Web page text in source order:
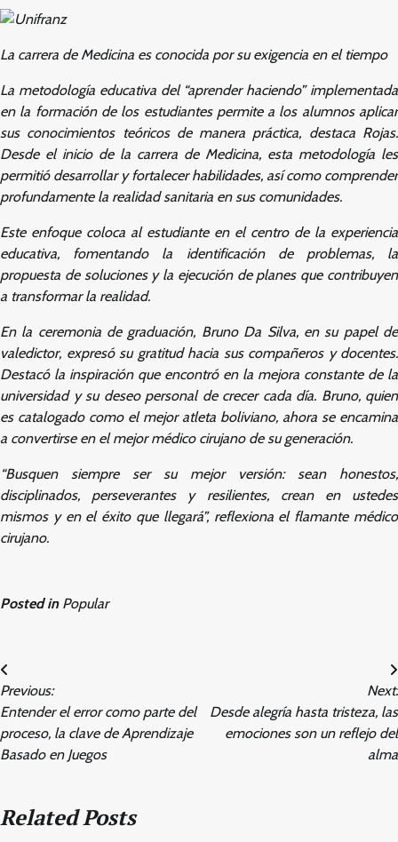
La carrera de Medicina es conocida por su exigencia en el tiempo
La metodología educativa del “aprender haciendo” implementada
en la formación de los estudiantes permite a los alumnos aplicar
sus conocimientos teóricos de manera práctica, destaca Rojas.
Desde el inicio de la carrera de Medicina, esta metodología les
permitió desarrollar y fortalecer habilidades, así como comprender
profundamente la realidad sanitaria en sus comunidades.
Este enfoque coloca al estudiante en el centro de la experiencia
educativa, fomentando la identificación de problemas, la
propuesta de soluciones y la ejecución de planes que contribuyen
a transformar la realidad.
En la ceremonia de graduación, Bruno Da Silva, en su papel de
valedictor, expresó su gratitud hacia sus compañeros y docentes.
Destacó la inspiración que encontró en la mejora constante de la
universidad y su deseo personal de crecer cada día. Bruno, quien
es catalogado como el mejor atleta boliviano, ahora se encamina
a convertirse en el mejor médico cirujano de su generación.
“Busquen siempre ser su mejor versión: sean honestos,
disciplinados, perseverantes y resilientes, crean en ustedes
mismos y en el éxito que llegará”, reflexiona el flamante médico
cirujano.
Posted in Popular
Post
navigation
Previous:
Entender el error como parte del
proceso, la clave de Aprendizaje
Basado en Juegos
Next:
Desde alegría hasta tristeza, las
emociones son un reflejo del
alma
Related Posts